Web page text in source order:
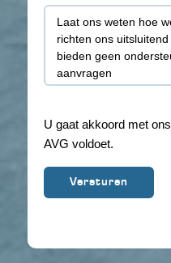
(Vereist)
U gaat akkoord met ons
AVG voldoet.